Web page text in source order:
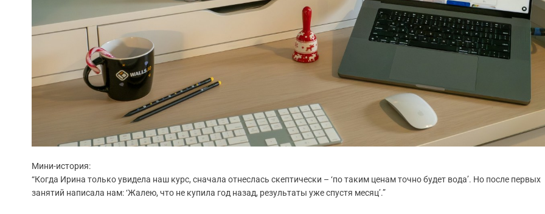
Мини-история:
“Когда Ирина только увидела наш курс, сначала отнеслась скептически – ‘по таким ценам точно будет вода’. Но после первых
занятий написала нам: ‘Жалею, что не купила год назад, результаты уже спустя месяц’.”